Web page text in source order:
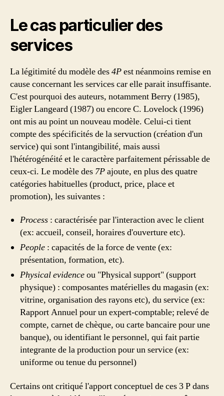
Le cas particulier des
services
La légitimité du modèle des4Pest néanmoins remise en
cause concernant les services car elle parait insuffisante.
C'est pourquoi des auteurs, notamment Berry (1985),
Eigler Langeard (1987) ou encore C. Lovelock (1996)
ont mis au point un nouveau modèle. Celui-ci tient
compte des spécificités de la servuction (création d'un
service) qui sont l'intangibilité, mais aussi
l'hétérogénéité et le caractère parfaitement périssable de
ceux-ci. Le modèle des 7Pajoute, en plus des quatre
catégories habituelles (product, price, place et
promotion), les suivantes :
Process : caractérisée par l'interaction avec le client
(ex: accueil, conseil, horaires d'ouverture etc).
People : capacités de la force de vente (ex:
présentation, formation, etc).
Physical evidenceou "Physical support" (support
physique) : composantes matérielles du magasin (ex:
vitrine, organisation des rayons etc), du service (ex:
Rapport Annuel pour un expert-comptable; relevé de
compte, carnet de chèque, ou carte bancaire pour une
banque), ou identifiant le personnel, qui fait partie
integrante de la production pour un service (ex:
uniforme ou tenue du personnel)
Certains ont critiqué l'apport conceptuel de ces 3 P dans